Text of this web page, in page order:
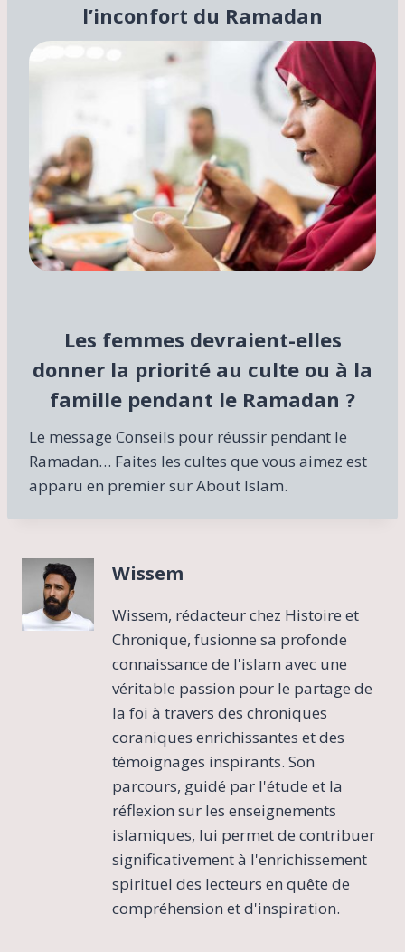
l’inconfort du Ramadan
Les femmes devraient-elles
donner la priorité au culte ou à la
famille pendant le Ramadan ?
Le message Conseils pour réussir pendant le
Ramadan… Faites les cultes que vous aimez est
apparu en premier sur About Islam.
Wissem
Wissem, rédacteur chez Histoire et
Chronique, fusionne sa profonde
connaissance de l'islam avec une
véritable passion pour le partage de
la foi à travers des chroniques
coraniques enrichissantes et des
témoignages inspirants. Son
parcours, guidé par l'étude et la
réflexion sur les enseignements
islamiques, lui permet de contribuer
significativement à l'enrichissement
spirituel des lecteurs en quête de
compréhension et d'inspiration.